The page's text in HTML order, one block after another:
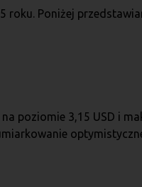
roku. Poniżej
poziomie 3,15 USD i